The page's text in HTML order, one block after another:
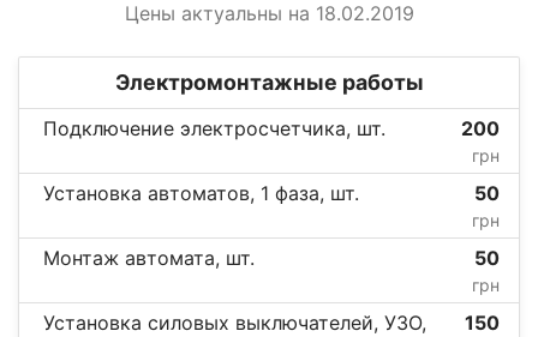
Цены актуальны на 18.02.2019
Электромонтажные работы
Подключение электросчетчика, шт. 200
грн
Установка автоматов, 1 фаза, шт. 50
грн
Монтаж автомата, шт. 50
грн
Установка силовых выключателей, УЗО, 150